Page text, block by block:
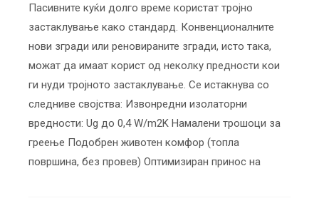
Пасивните куќи долго време користат тројно
застаклување како стандард. Конвенционалните
нови згради или реновираните згради, исто така,
можат да имаат корист од неколку предности кои
ги нуди тројното застаклување. Се истакнува со
следниве својства: Извонредни изолаторни
вредности: Ug до 0,4 W/m2K Намалени трошоци за
греење Подобрен животен комфор (топла
површина, без провев) Оптимизиран принос на